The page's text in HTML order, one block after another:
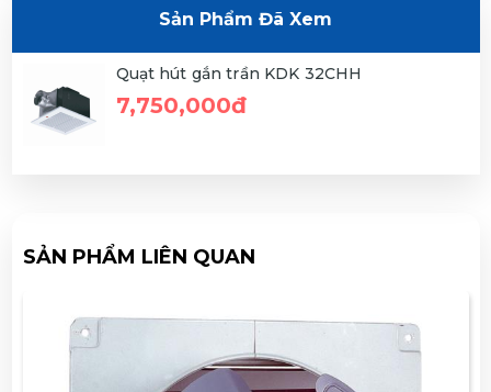
Sản Phẩm Đã Xem
Quạt hút gắn trần KDK 32CHH
7,750,000đ
SẢN PHẨM LIÊN QUAN